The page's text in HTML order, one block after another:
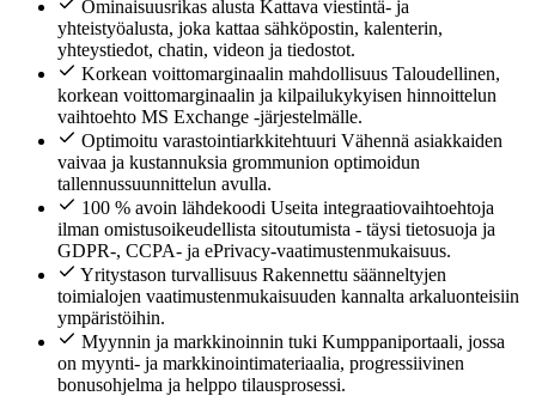
Ominaisuusrikas alusta Kattava viestintä- ja
yhteistyöalusta, joka kattaa sähköpostin, kalenterin,
yhteystiedot, chatin, videon ja tiedostot.
Korkean voittomarginaalin mahdollisuus Taloudellinen,
korkean voittomarginaalin ja kilpailukykyisen hinnoittelun
vaihtoehto MS Exchange -järjestelmälle.
Optimoitu varastointiarkkitehtuuri Vähennä asiakkaiden
vaivaa ja kustannuksia grommunion optimoidun
tallennussuunnittelun avulla.
100 % avoin lähdekoodi Useita integraatiovaihtoehtoja
ilman omistusoikeudellista sitoutumista - täysi tietosuoja ja
GDPR-, CCPA- ja ePrivacy-vaatimustenmukaisuus.
Yritystason turvallisuus Rakennettu säänneltyjen
toimialojen vaatimustenmukaisuuden kannalta arkaluonteisiin
ympäristöihin.
Myynnin ja markkinoinnin tuki Kumppaniportaali, jossa
on myynti- ja markkinointimateriaalia, progressiivinen
bonusohjelma ja helppo tilausprosessi.